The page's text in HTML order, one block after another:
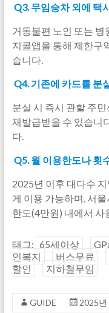
Q3. 무임승차 외에 택
거동불편 노인 또는 병
지콜앱을 통해 제한구
습니다.
Q4. 기존에 카드를 분
분실 시 즉시 관할 주
재발급받을 수 있습니
다.
Q5. 월 이용한도나 횟
2025년 이후 대다수
게 이용 가능하며, 서
한도(4만원) 내에서 사
태그: 65세이상
인복지
버스무료
할인
지하철무임
GUIDE 2025년